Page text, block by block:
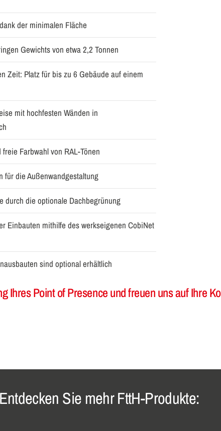
der minimalen Fläche
Gewichts von etwa 2,2 Tonnen
Zeit: Platz für bis zu 6 Gebäude auf einem
mit hochfesten Wänden in
Farbwahl von RAL-Tönen
für die Außenwandgestaltung
durch die optionale Dachbegrünung
Einbauten mithilfe des werkseigenen CobiNet
sind optional erhältlich
Ihres Point of Presence und freuen uns auf Ihre
Entdecken Sie mehr FttH-Produkte: